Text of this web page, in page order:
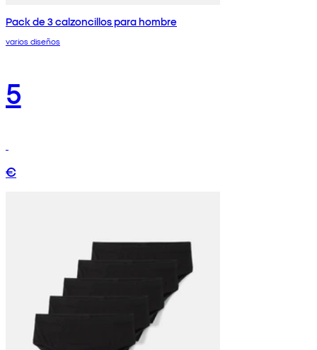
Pack de 3 calzoncillos para hombre
varios diseños
5
€